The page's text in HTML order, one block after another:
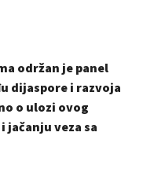
održan je panel
dijaspore i razvoja
o ulozi ovog
veza sa